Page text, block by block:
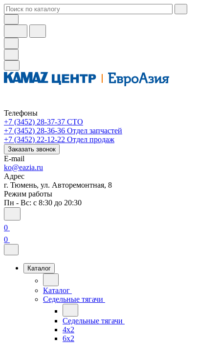
Телефоны
+7 (3452) 28-37-37 СТО
+7 (3452) 28-36-36 Отдел запчастей
+7 (3452) 22-12-22 Отдел продаж
Заказать звонок
E-mail
ko@eazia.ru
Адрес
г. Тюмень, ул. Авторемонтная, 8
Режим работы
Пн - Вс: с 8:30 до 20:30
0
0
Каталог
Каталог
Седельные тягачи
Седельные тягачи
4x2
6x2